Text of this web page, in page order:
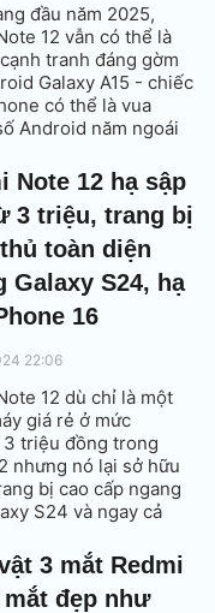
đầu năm 2025,
12 vẫn có thể là
tranh đáng gờm
Galaxy A15 - chiếc
có thể là vua
Android năm ngoái
hình kích thước lớn,
pin 5000 mAh,
33W.
Note 12 hạ sập
3 triệu, trang bị
toàn diện
Galaxy S24, hạ
16
22:06
12 dù chỉ là một
giá rẻ ở mức
3 triệu đồng trong
nhưng nó lại sở hữu
bị cao cấp ngang
S24 và ngay cả
3 mắt Redmi
mắt đẹp như